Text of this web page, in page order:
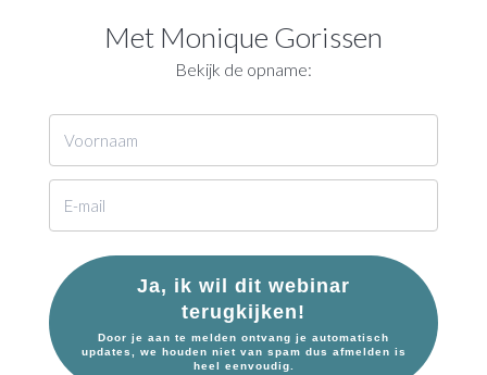
Met Monique Gorissen
Bekijk de opname:
Ja, ik wil dit webinar
terugkijken!
Door je aan te melden ontvang je automatisch
updates, we houden niet van spam dus afmelden is
heel eenvoudig.